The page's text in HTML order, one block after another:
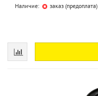
Наличие: заказ (предоплата)